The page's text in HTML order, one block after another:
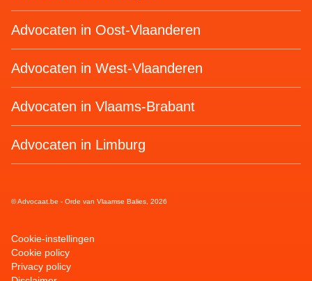
Advocaten in Oost-Vlaanderen
Advocaten in West-Vlaanderen
Advocaten in Vlaams-Brabant
Advocaten in Limburg
© Advocaat.be - Orde van Vlaamse Balies, 2026
Cookie-instellingen
Cookie policy
Privacy policy